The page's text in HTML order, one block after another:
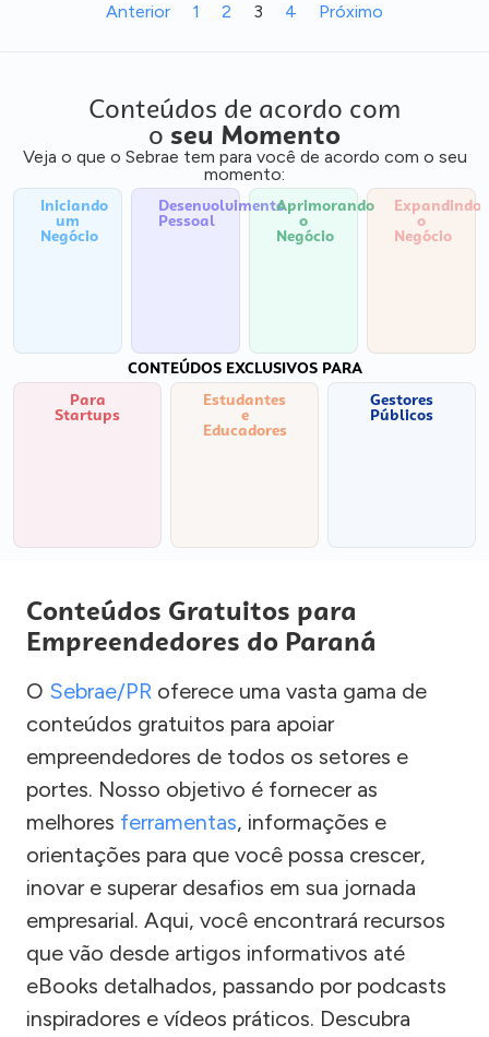
Anterior 1 2 3 4 Próximo
Conteúdos de acordo com
o seu Momento
Veja o que o Sebrae tem para você de acordo com o seu
momento:
Iniciando
um
Negócio
Desenvolvimento
Pessoal
Aprimorando
o
Negócio
Expandindo
o
Negócio
CONTEÚDOS EXCLUSIVOS PARA
Para
Startups
Estudantes
e
Educadores
Gestores
Públicos
Conteúdos Gratuitos para
Empreendedores do Paraná
O Sebrae/PR oferece uma vasta gama de
conteúdos gratuitos para apoiar
empreendedores de todos os setores e
portes. Nosso objetivo é fornecer as
melhores ferramentas, informações e
orientações para que você possa crescer,
inovar e superar desafios em sua jornada
empresarial. Aqui, você encontrará recursos
que vão desde artigos informativos até
eBooks detalhados, passando por podcasts
inspiradores e vídeos práticos. Descubra